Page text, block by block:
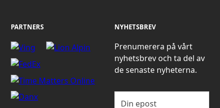
PARTNERS NYHETSBREV
Prenumerera på vårt
nyhetsbrev och ta del av
de senaste nyheterna.